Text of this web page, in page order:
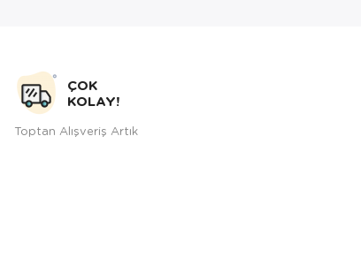
ÇOK
KOLAY!
Toptan Alışveriş Artık